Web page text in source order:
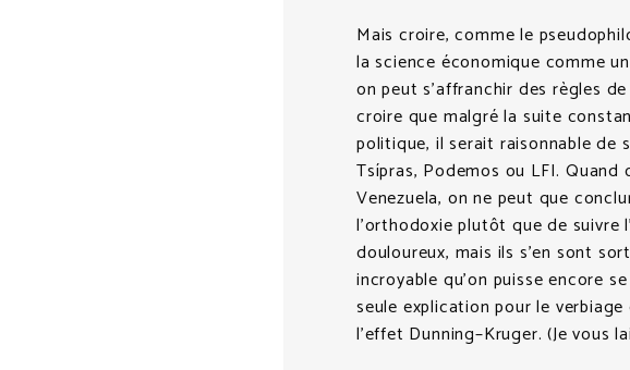
Mais croire, comme le
la science économique comme
on peut s’affranchir des règles
croire que malgré la suite
politique, il serait raisonnable de
Tsípras, Podemos ou LFI.
Venezuela, on ne peut que
l’orthodoxie plutôt que de suivre
douloureux, mais ils s’en sont
incroyable qu’on puisse encore
seule explication pour le verbiage
l’effet Dunning–Kruger. (Je vous